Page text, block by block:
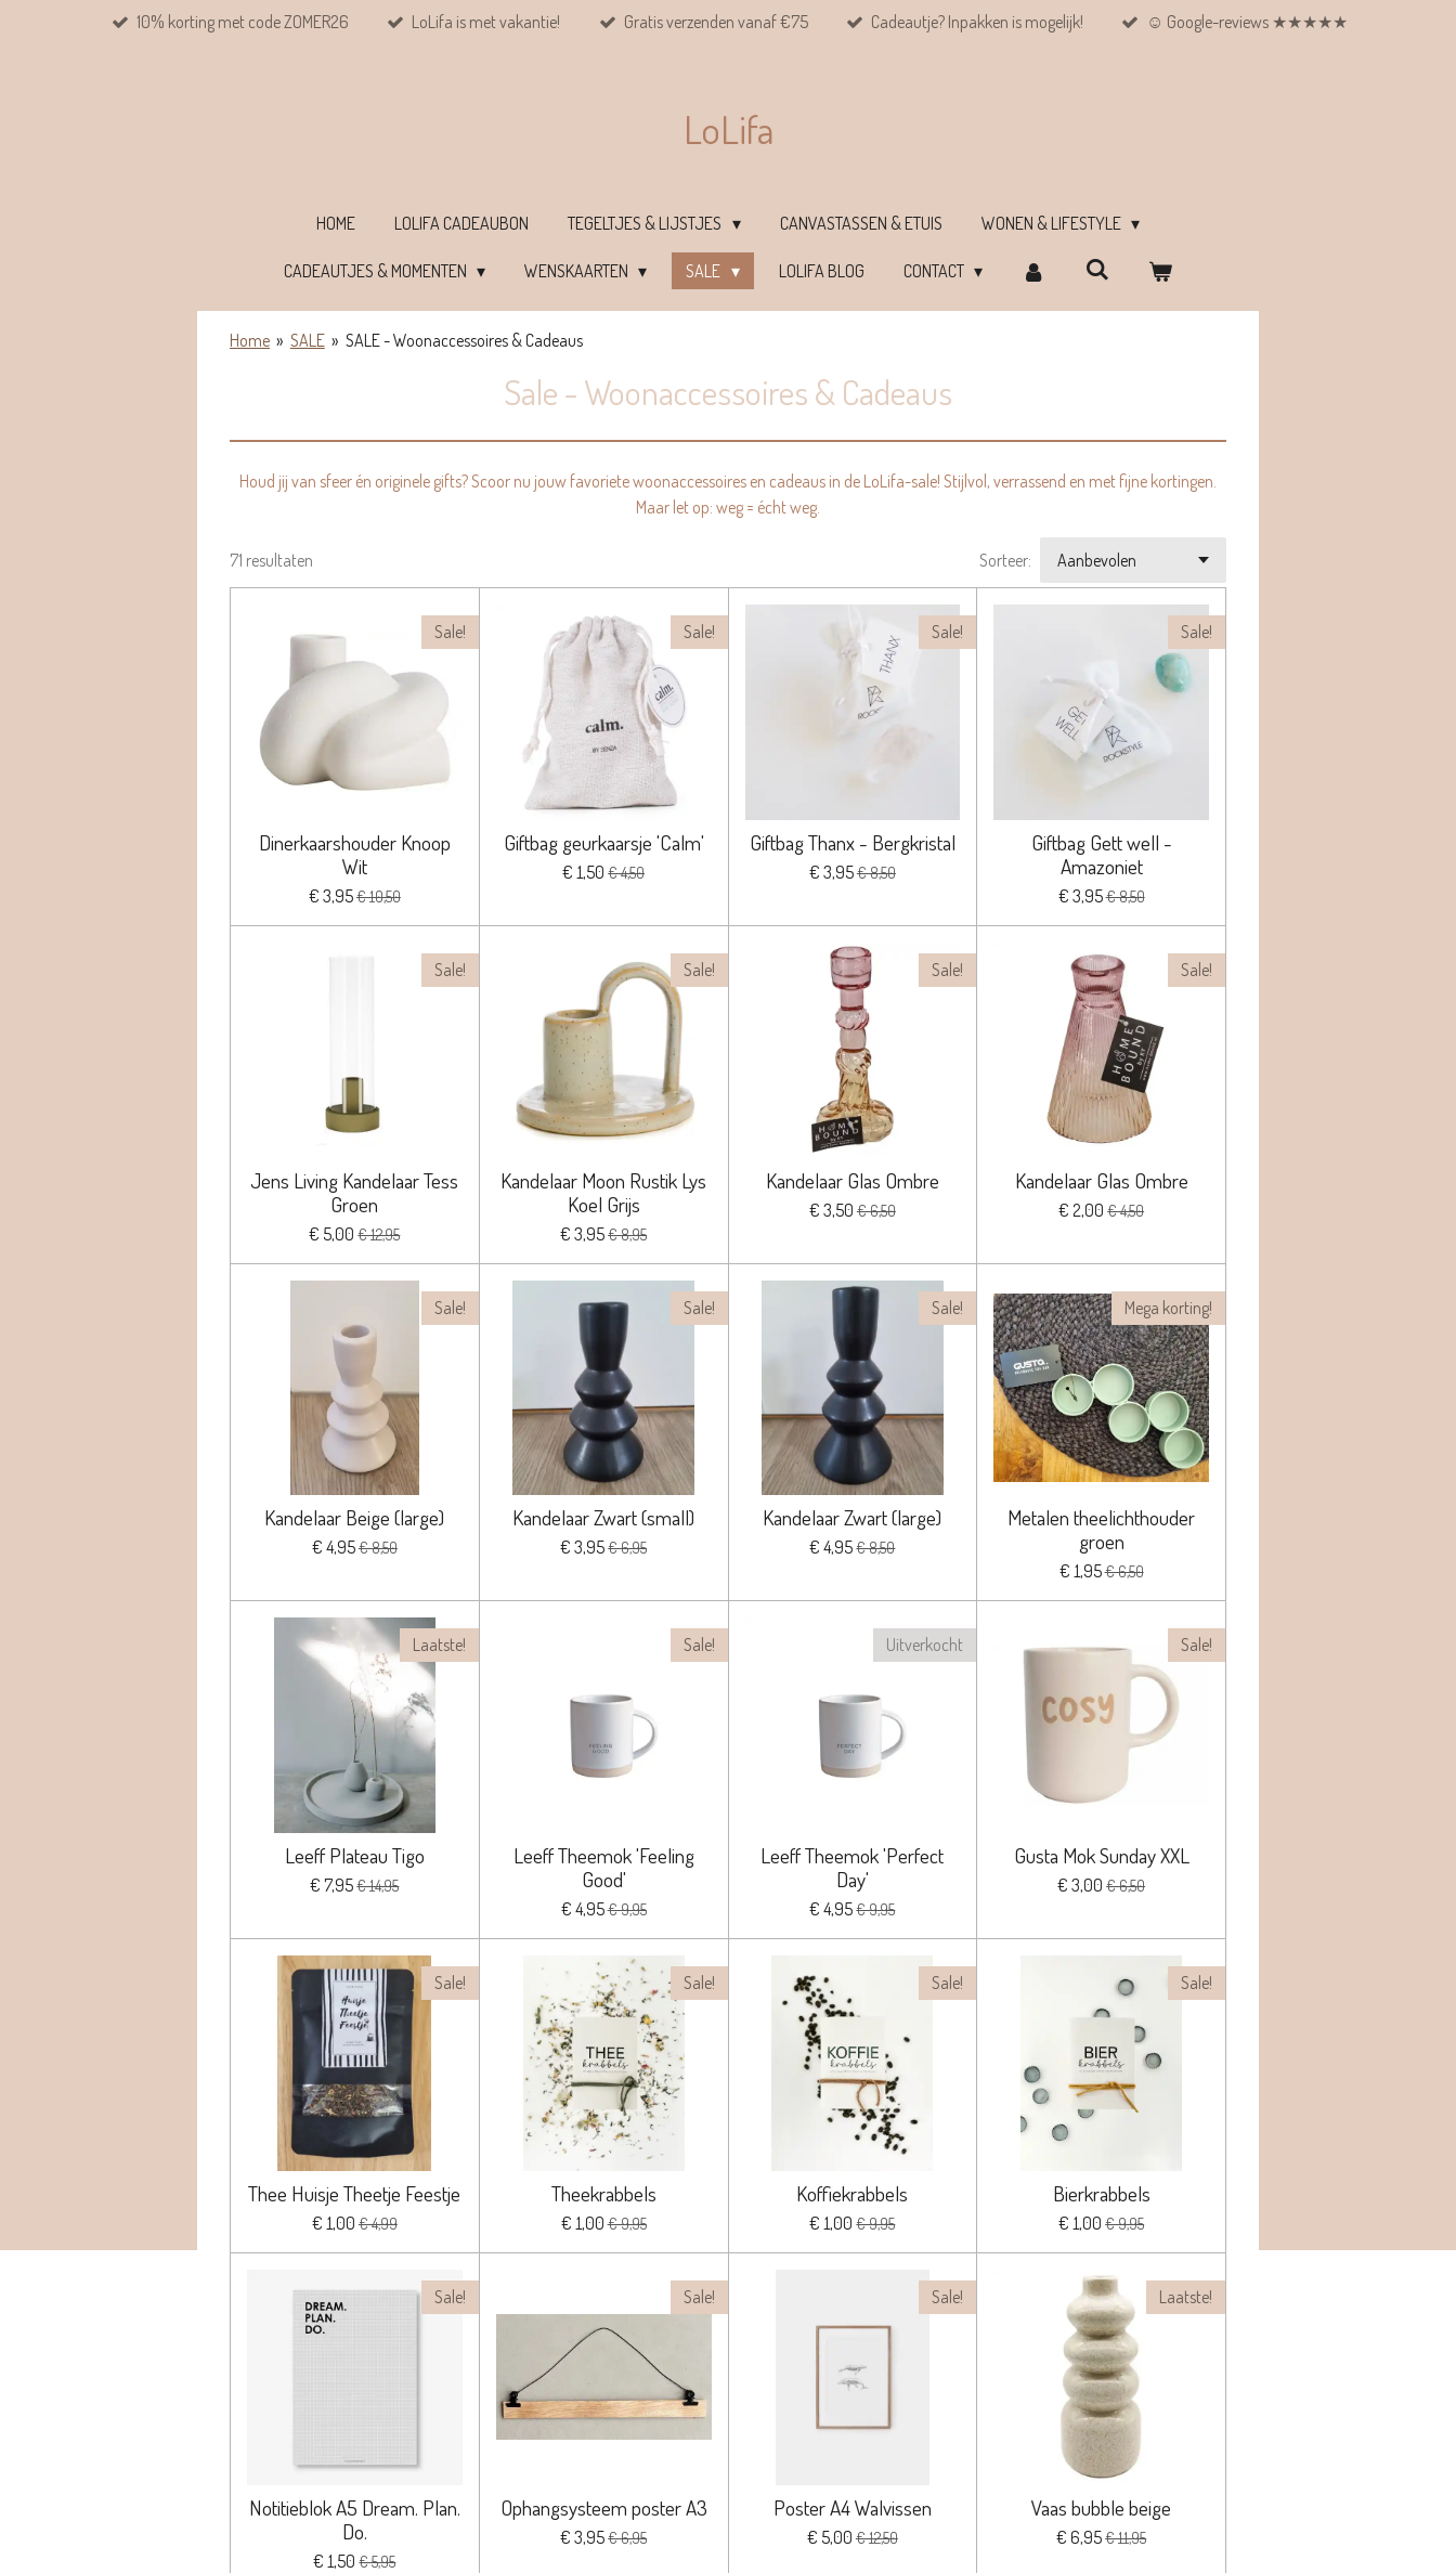
10% korting met code ZOMER26 LoLifa is met vakantie! Gratis verzenden vanaf €75 Cadeautje? Inpakken is mogelijk! ☺︎ Google-reviews ★★★★★
LoLifa
HOME LOLIFA CADEAUBON TEGELTJES & LIJSTJES CANVASTASSEN & ETUIS WONEN & LIFESTYLE
CADEAUTJES & MOMENTEN WENSKAARTEN SALE LOLIFA BLOG CONTACT
Home » SALE » SALE - Woonaccessoires & Cadeaus
Sale - Woonaccessoires & Cadeaus
Houd jij van sfeer én originele gifts? Scoor nu jouw favoriete woonaccessoires en cadeaus in de LoLifa-sale! Stijlvol, verrassend en met fijne kortingen.
Maar let op: weg = écht weg.
71 resultaten Sorteer:
Sale!
Dinerkaarshouder Knoop
Wit
€ 3,95€ 10,50
Sale!
Giftbag geurkaarsje 'Calm'
€ 1,50 € 4,50
Sale!
Giftbag Thanx - Bergkristal
€ 3,95€ 8,50
Sale!
Giftbag Gett well -
Amazoniet
€ 3,95€ 8,50
Sale!
Jens Living Kandelaar Tess
Groen
€ 5,00 € 12,95
Sale!
Kandelaar Moon Rustik Lys
Koel Grijs
€ 3,95€ 8,95
Sale!
Kandelaar Glas Ombre
€ 3,50 € 6,50
Sale!
Kandelaar Glas Ombre
€ 2,00 € 4,50
Sale!
Kandelaar Beige (large)
€ 4,95€ 8,50
Sale!
Kandelaar Zwart (small)
€ 3,95€ 6,95
Sale!
Kandelaar Zwart (large)
€ 4,95€ 8,50
Mega korting!
Metalen theelichthouder
groen
€ 1,95€ 6,50
Laatste!
Leeff Plateau Tigo
€ 7,95€ 14,95
Sale!
Leeff Theemok 'Feeling
Good'
€ 4,95€ 9,95
Uitverkocht
Leeff Theemok 'Perfect
Day'
€ 4,95€ 9,95
Sale!
Gusta Mok Sunday XXL
€ 3,00 € 6,50
Sale!
Thee Huisje Theetje Feestje
€ 1,00 € 4,99
Sale!
Theekrabbels
€ 1,00 € 9,95
Sale!
Koffiekrabbels
€ 1,00 € 9,95
Sale!
Bierkrabbels
€ 1,00 € 9,95
Sale!
Notitieblok A5 Dream. Plan.
Do.
€ 1,50 € 5,95
Sale!
Ophangsysteem poster A3
€ 3,95€ 6,95
Sale!
Poster A4 Walvissen
€ 5,00 € 12,50
Laatste!
Vaas bubble beige
€ 6,95€ 11,95